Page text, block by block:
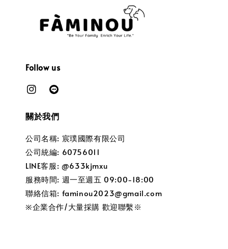
Follow us
關於我們
公司名稱: 宸璞國際有限公司
公司統編: 60756011
LINE客服: @633kjmxu
服務時間: 週一至週五 09:00-18:00
聯絡信箱: faminou2023@gmail.com
※企業合作/大量採購 歡迎聯繫※